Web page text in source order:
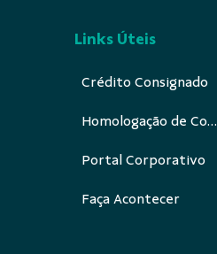
Links Úteis
Crédito Consignado
Homologação de Cobrança
Portal Corporativo
Faça Acontecer